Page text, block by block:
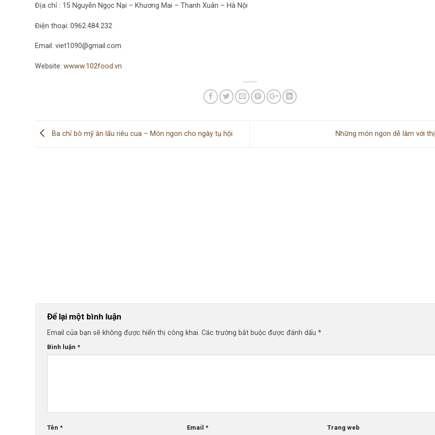
Địa chỉ : 15 Nguyễn Ngọc Nại – Khương Mai – Thanh Xuân – Hà Nội
Điện thoại: 0962.484.232
Email: viet1090@gmail.com
Website: wwww.102food.vn
Ba chỉ bò mỹ ăn lẩu riêu cua – Món ngon cho ngày tụ hội Những món ngon dễ làm với
Để lại một bình luận
Email của bạn sẽ không được hiển thị công khai. Các trường bắt buộc được đánh dấu *
Bình luận *
Tên * Email* Trang web